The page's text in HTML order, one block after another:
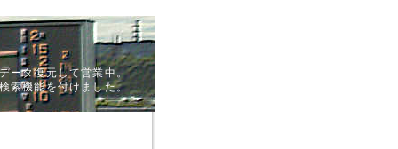
ータ復元して営業中。
索機能を付けました。